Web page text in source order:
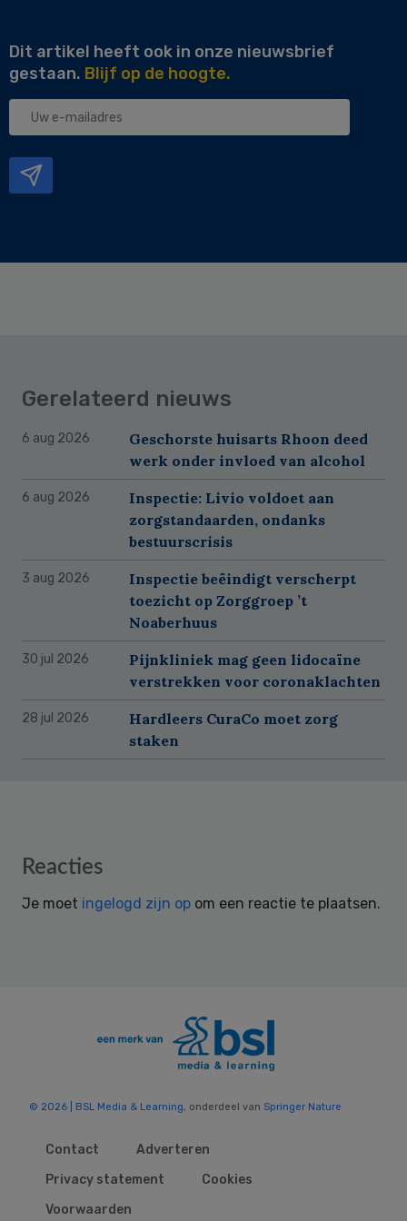
Dit artikel heeft ook in onze nieuwsbrief
gestaan. Blijf op de hoogte.
Uw
Gerelateerd nieuws
6 aug 2026
Geschorste huisarts Rhoon deed
werk onder invloed van alcohol
6 aug 2026
Inspectie: Livio voldoet aan
zorgstandaarden, ondanks
bestuurscrisis
3 aug 2026
Inspectie beëindigt verscherpt
toezicht op Zorggroep ’t
Noaberhuus
30 jul 2026
Pijnkliniek mag geen lidocaïne
verstrekken voor coronaklachten
28 jul 2026
Hardleers CuraCo moet zorg
staken
Reader
Reacties
Je moet ingelogd zijn op om een reactie te plaatsen.
© 2026 | BSL Media & Learning , onderdeel van Springer Nature
Contact
Adverteren
Privacy statement
Cookies
Voorwaarden